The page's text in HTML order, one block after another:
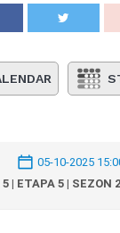
05-10-2025
| ETAPA 5 | SEZON